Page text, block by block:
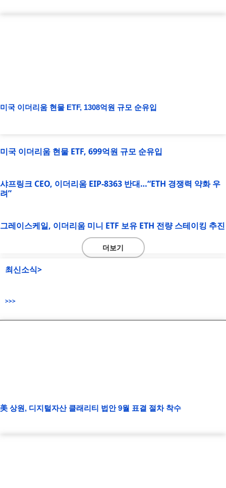
미국 이더리움 현물 ETF, 1308억원 규모 순유입
미국 이더리움 현물 ETF, 699억원 규모 순유입
샤프링크 CEO, 이더리움 EIP-8363 반대…“ETH 경쟁력 약화 우
려”
그레이스케일, 이더리움 미니 ETF 보유 ETH 전량 스테이킹 추진
더보기
최신소식>
>>>
美 상원, 디지털자산 클래리티 법안 9월 표결 절차 착수